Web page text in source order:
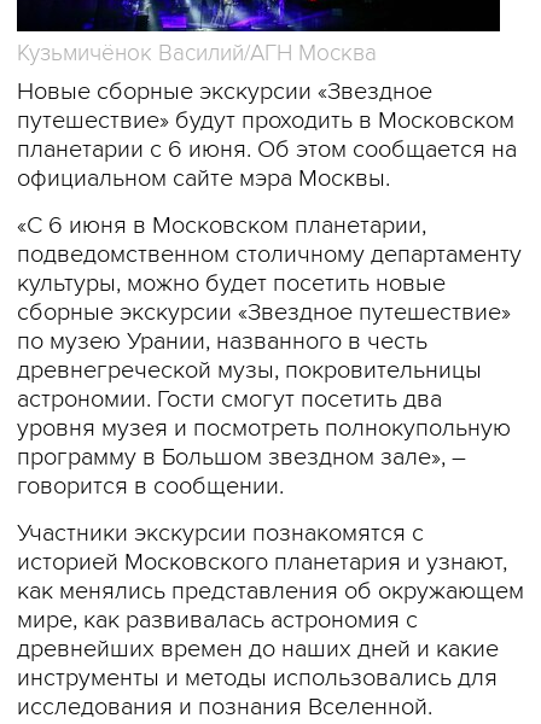
Кузьмичёнок Василий/АГН Москва
Новые сборные экскурсии «Звездное
путешествие» будут проходить в Московском
планетарии с 6 июня. Об этом сообщается на
официальном сайте мэра Москвы.
«С 6 июня в Московском планетарии,
подведомственном столичному департаменту
культуры, можно будет посетить новые
сборные экскурсии «Звездное путешествие»
по музею Урании, названного в честь
древнегреческой музы, покровительницы
астрономии. Гости смогут посетить два
уровня музея и посмотреть полнокупольную
программу в Большом звездном зале», –
говорится в сообщении.
Участники экскурсии познакомятся с
историей Московского планетария и узнают,
как менялись представления об окружающем
мире, как развивалась астрономия с
древнейших времен до наших дней и какие
инструменты и методы использовались для
исследования и познания Вселенной.